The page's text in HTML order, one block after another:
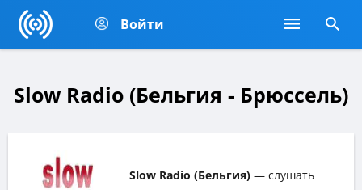
Войти
Slow Radio (Бельгия - Брюссель)
Slow Radio (Бельгия) — слушать